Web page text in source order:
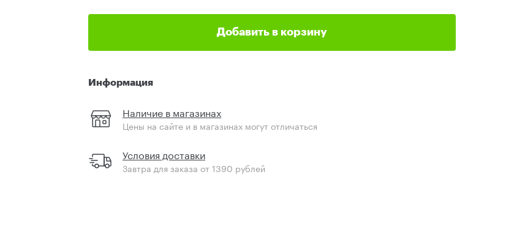
Добавить в корзину
Информация
Наличие в магазинах
Цены на сайте и в магазинах могут отличаться
Условия доставки
Завтра для заказа от 1390 рублей